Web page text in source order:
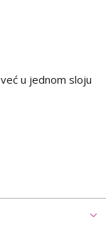
u jednom sloju